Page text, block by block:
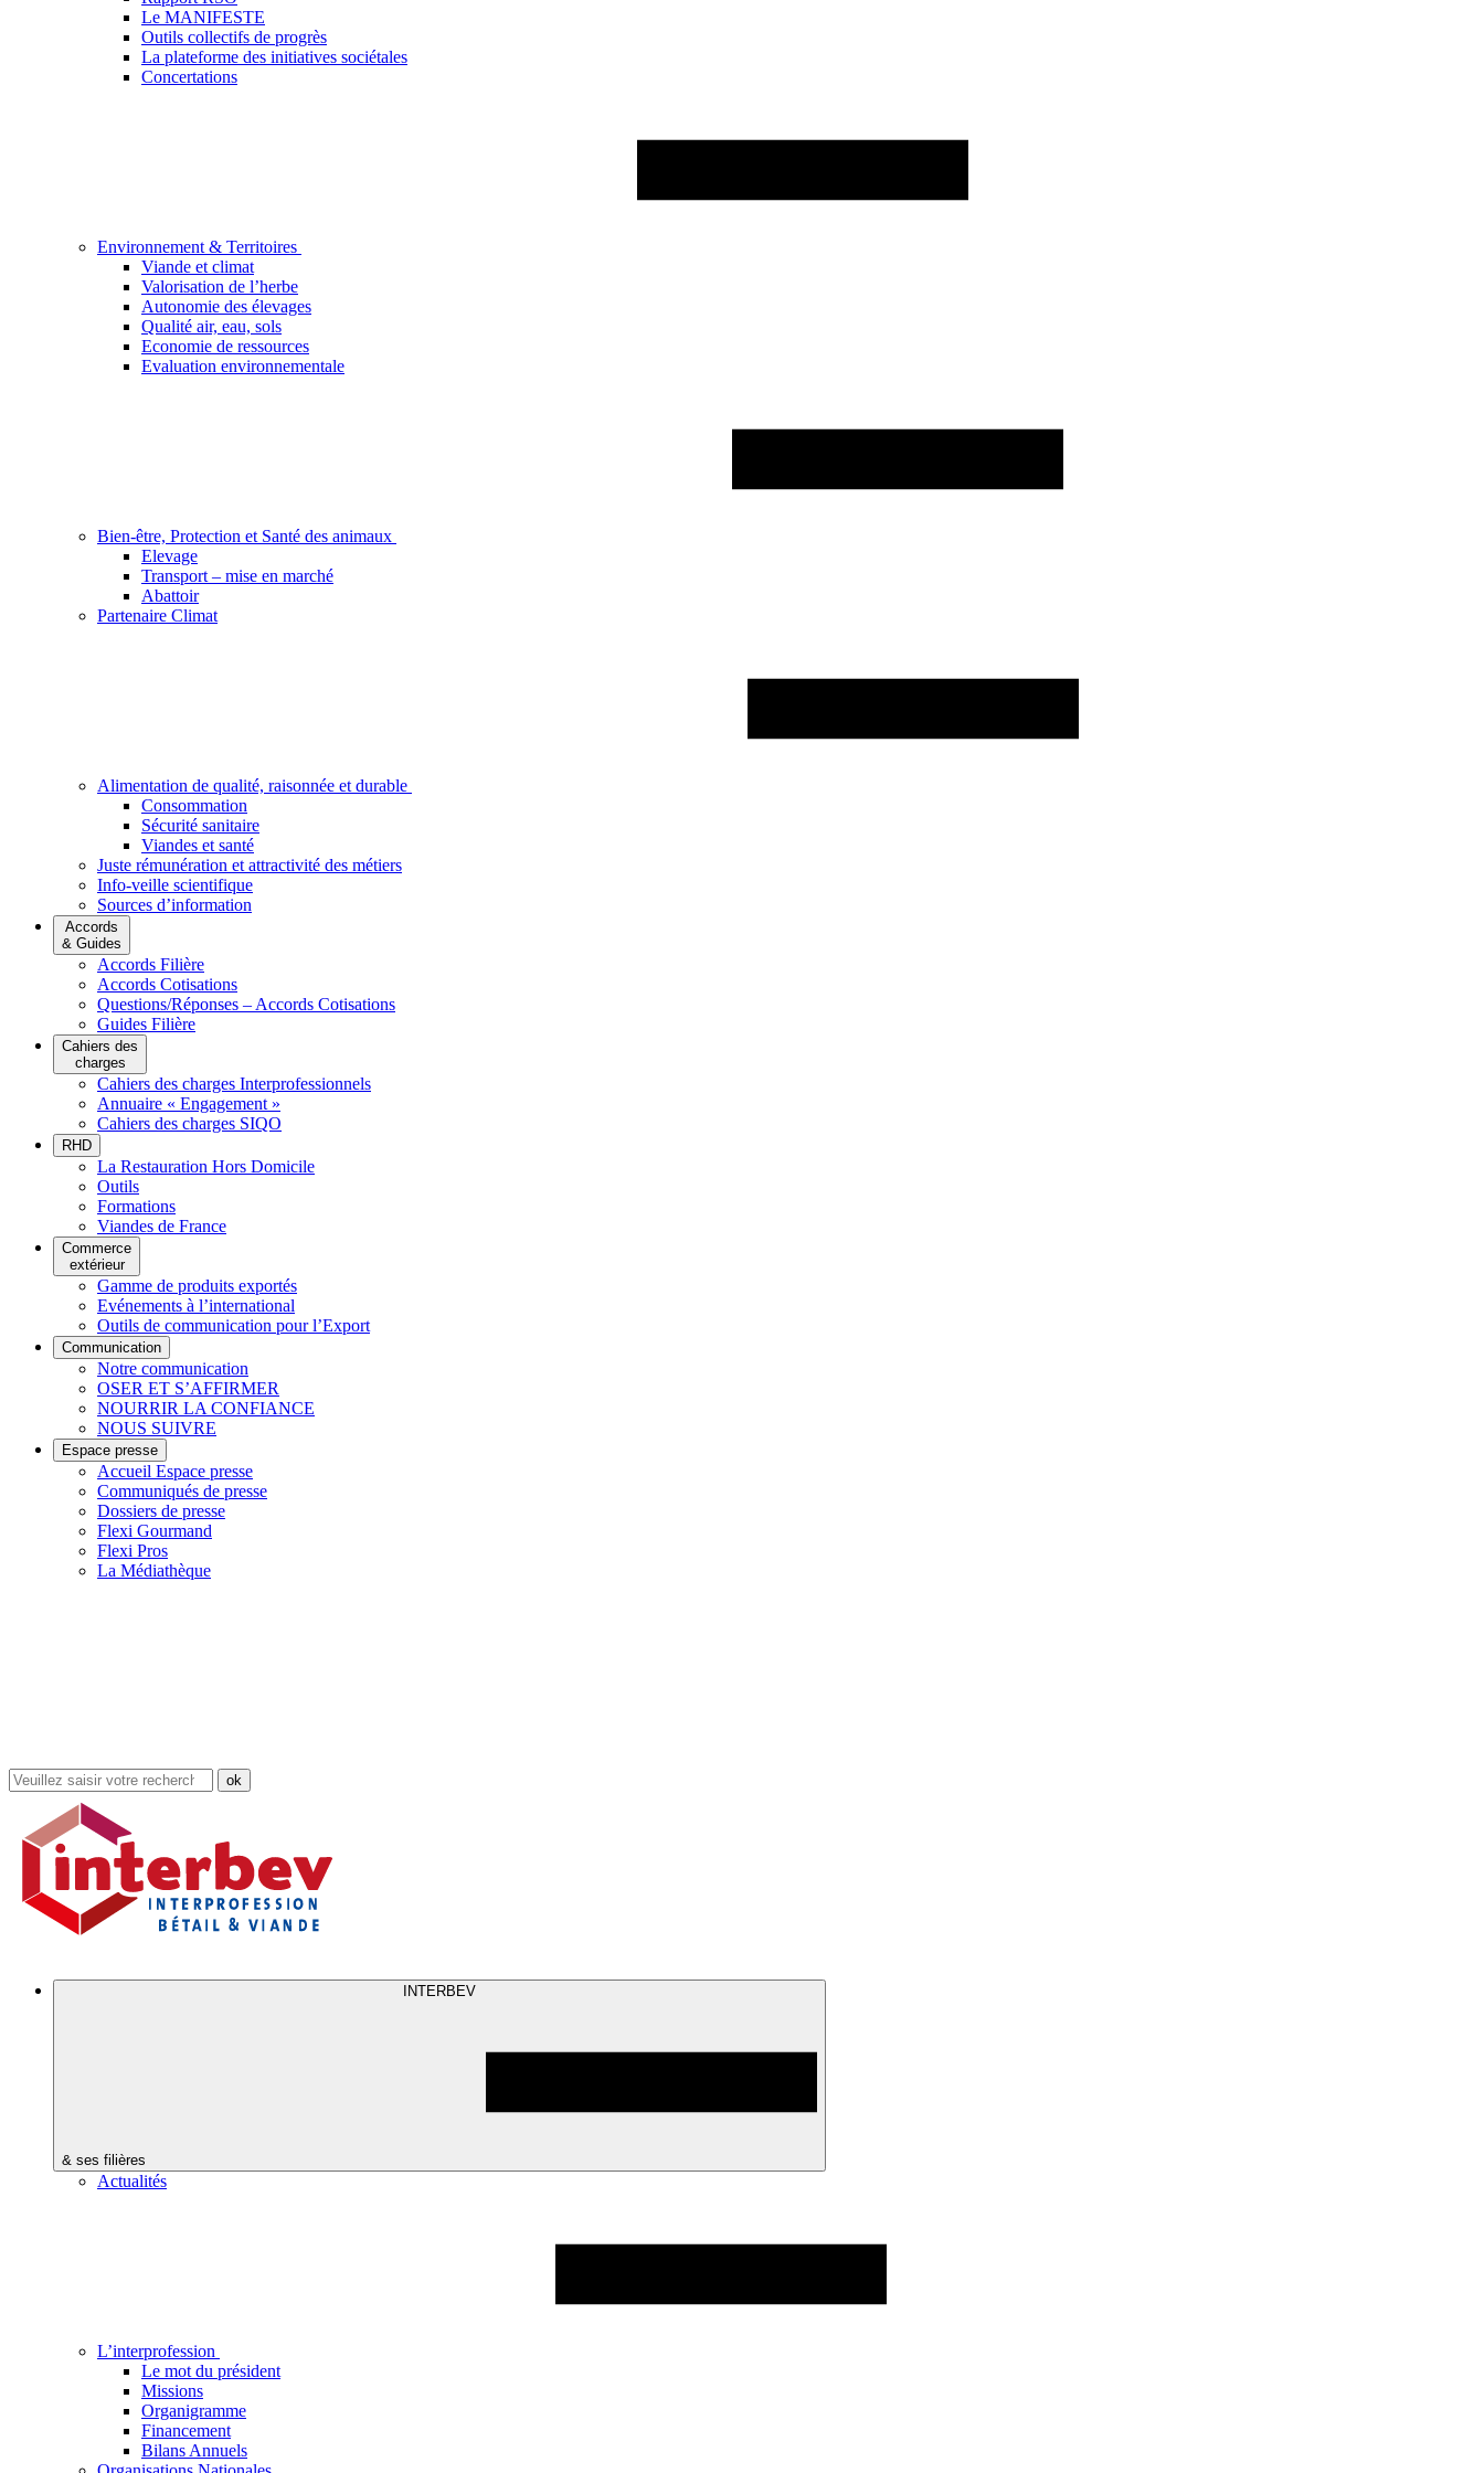
Le MANIFESTE
Outils collectifs de progrès
La plateforme des initiatives sociétales
Concertations
Environnement & Territoires
Viande et climat
Valorisation de l’herbe
Autonomie des élevages
Qualité air, eau, sols
Economie de ressources
Evaluation environnementale
Bien-être, Protection et Santé des animaux
Elevage
Transport – mise en marché
Abattoir
Partenaire Climat
Alimentation de qualité, raisonnée et durable
Consommation
Sécurité sanitaire
Viandes et santé
Juste rémunération et attractivité des métiers
Info-veille scientifique
Sources d’information
Accords
& Guides
Accords Filière
Accords Cotisations
Questions/Réponses – Accords Cotisations
Guides Filière
Cahiers des
charges
Cahiers des charges Interprofessionnels
Annuaire « Engagement »
Cahiers des charges SIQO
RHD
La Restauration Hors Domicile
Outils
Formations
Viandes de France
Commerce
extérieur
Gamme de produits exportés
Evénements à l’international
Outils de communication pour l’Export
Communication
Notre communication
OSER ET S’AFFIRMER
NOURRIR LA CONFIANCE
NOUS SUIVRE
Espace presse
Accueil Espace presse
Communiqués de presse
Dossiers de presse
Flexi Gourmand
Flexi Pros
La Médiathèque
Rechercher
dans
site
INTERBEV
& ses filières
Actualités
L’interprofession
Le mot du président
Missions
Organigramme
Financement
Bilans Annuels